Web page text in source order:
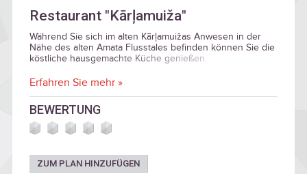
Restaurant "Kārļamuiža"
Während Sie sich im alten Kārļamuižas Anwesen in der
Nähe des alten Amata Flusstales befinden können Sie die
köstliche hausgemachte Küche genießen.
Erfahren Sie mehr »
BEWERTUNG
ZUM PLAN HINZUFÜGEN